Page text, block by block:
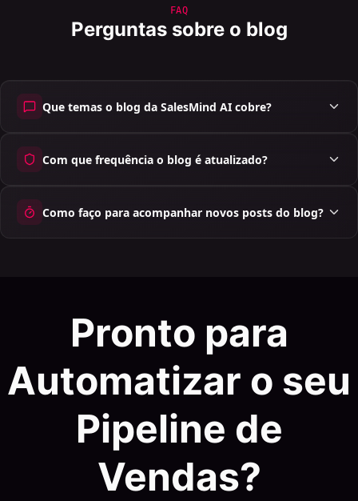
FAQ
Perguntas sobre o blog
Que temas o blog da SalesMind AI cobre?
Com que frequência o blog é atualizado?
Como faço para acompanhar novos posts do blog?
Pronto para
Automatizar o seu
Pipeline de
Vendas?